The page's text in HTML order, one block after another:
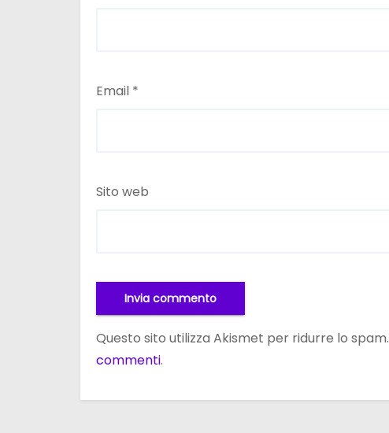
Email *
Sito web
Questo sito utilizza Akismet per ridurre lo spam.
commenti.